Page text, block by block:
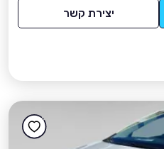
יצירת קשר